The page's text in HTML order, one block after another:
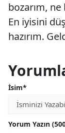
bozarım, ne
En iyisini
hazırım.
İsim*
Yorum Yazın